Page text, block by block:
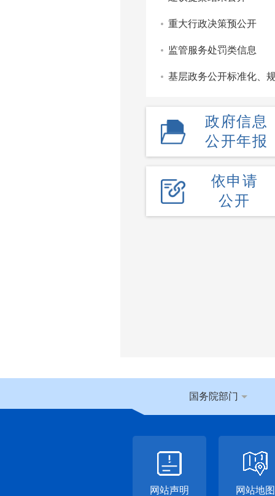
重大行政决策预公开
监管服务处罚类信息
基层政务公开标准化、
政府信息
公开年报
依申请
公开
国务院部门
网站声明 网站地图